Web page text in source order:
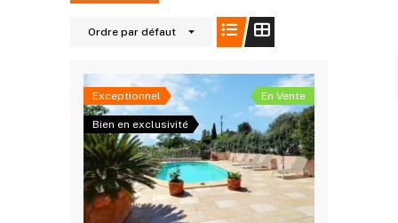
Ordre par défaut
Exceptionnel
Bien en exclusivité
En Vente